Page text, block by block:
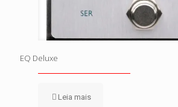
EQ Deluxe
Leia mais